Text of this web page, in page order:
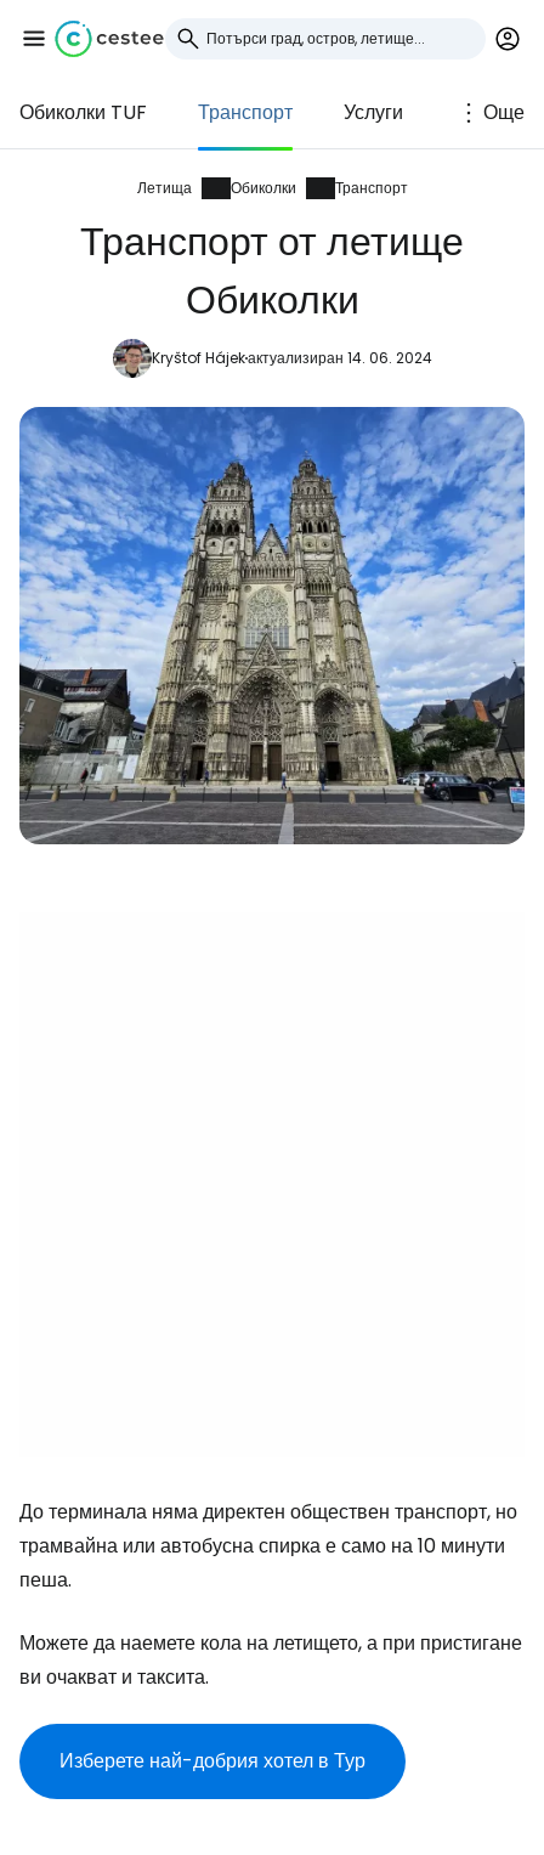
Обиколки TUF Транспорт Услуги Още
Летища Обиколки Транспорт
Транспорт от летище
Обиколки
Kryštof Hájekактуализиран 14. 06. 2024
До терминала няма директен обществен транспорт, но
трамвайна или автобусна спирка е само на 10 минути
пеша.
Можете да наемете кола на летището, а при пристигане
ви очакват и таксита.
Изберете най-добрия хотел в Тур
Влезте в Cestee
... световната общност на туристите
Продължете с Google
Продължете с Facebook
Продължете с имейл